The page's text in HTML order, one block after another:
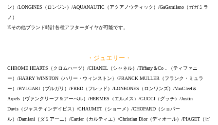
ン）/LONGINES（ロンジン）/AQUANAUTIC（アクアノウティック）/GaGamilano（ガガミラ
ノ）
※その他ブランド時計各種アフターダイヤが可能です。
・ジュエリー・
CHROME HEARTS（クロムハーツ）/CHANEL（シャネル）/Tiffany＆Co．（ティファニ
ー）/HARRY WINSTON（ハリー・ウィンストン）/FRANCK MULLER（フランク・ミュラ
ー）/BVLGARI（ブルガリ）/FRED（フレッド）/LONEONES（ロンワンズ）/VanCleef＆
Arpels（ヴァンクリーフ＆アーぺル）/HERMES（エルメス）/GUCCI（グッチ）/Justin
Davis（ジャスティンデイビス）/CHAUMET（ショーメ）/CHOPARD（ショパー
ル）/Damiani（ダミアーニ）/Cartier（カルティエ）/Christian Dior（ディオール）/PIAGET（ピ